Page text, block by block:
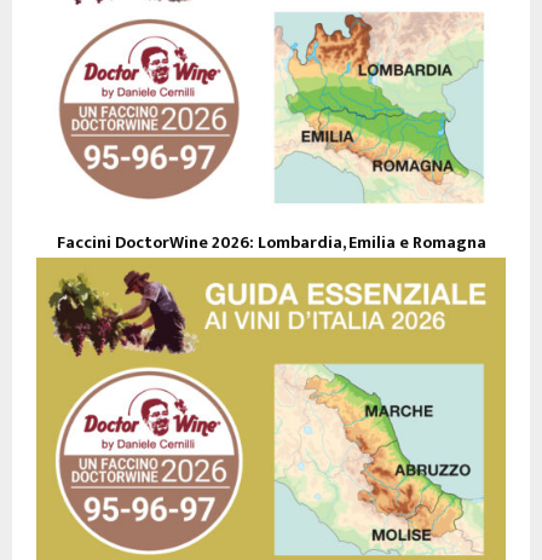
Faccini DoctorWine 2026: Lombardia, Emilia e Romagna